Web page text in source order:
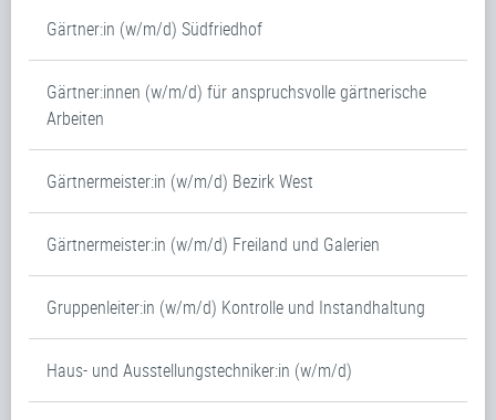
Gärtner:in (w/m/d) Südfriedhof
Gärtner:innen (w/m/d) für anspruchsvolle gärtnerische
Arbeiten
Gärtnermeister:in (w/m/d) Bezirk West
Gärtnermeister:in (w/m/d) Freiland und Galerien
Gruppenleiter:in (w/m/d) Kontrolle und Instandhaltung
Haus- und Ausstellungstechniker:in (w/m/d)